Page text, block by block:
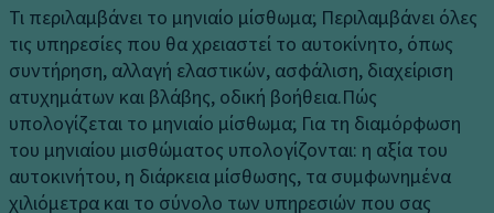
Πίσω κεντρική ζώνη ασφαλείας 3 σημείων
Προετοιμασία Isofix
Σύστημα εκκίνησης σε ανηφόρα
Τι περιλαμβάνει το μηνιαίο μίσθωμα; Περιλαμβάνει όλες
τις υπηρεσίες που θα χρειαστεί το αυτοκίνητο, όπως
συντήρηση, αλλαγή ελαστικών, ασφάλιση, διαχείριση
ατυχημάτων και βλάβης, οδική βοήθεια.Πώς
υπολογίζεται το μηνιαίο μίσθωμα; Για τη διαμόρφωση
του μηνιαίου μισθώματος υπολογίζονται: η αξία του
αυτοκινήτου, η διάρκεια μίσθωσης, τα συμφωνημένα
χιλιόμετρα και το σύνολο των υπηρεσιών που σας